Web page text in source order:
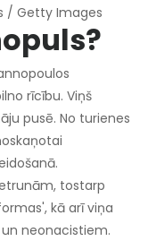
/ Getty Images
rīcību. Viņš
pusē. No turienes
tostarp
kā arī viņa
neonacistiem.